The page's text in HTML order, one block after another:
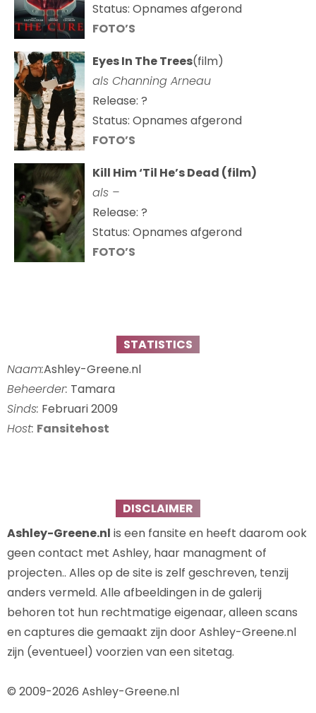
Status: Opnames afgerond
FOTO’S
Eyes In The Trees(film)
als Channing Arneau
Release: ?
Status: Opnames afgerond
FOTO’S
Kill Him ‘Til He’s Dead (film)
als –
Release: ?
Status: Opnames afgerond
FOTO’S
STATISTICS
Naam:Ashley-Greene.nl
Beheerder: Tamara
Sinds: Februari 2009
Host: Fansitehost
DISCLAIMER
Ashley-Greene.nl is een fansite en heeft daarom ook
geen contact met Ashley, haar managment of
projecten.. Alles op de site is zelf geschreven, tenzij
anders vermeld. Alle afbeeldingen in de galerij
behoren tot hun rechtmatige eigenaar, alleen scans
en captures die gemaakt zijn door Ashley-Greene.nl
zijn (eventueel) voorzien van een sitetag.
© 2009-2026 Ashley-Greene.nl